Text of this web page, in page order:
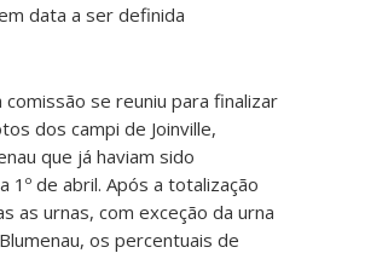
data a ser definida
se reuniu para finalizar
dos campi de Joinville,
que já haviam sido
1º de abril. Após a totalização
as urnas, com exceção da urna
os percentuais de